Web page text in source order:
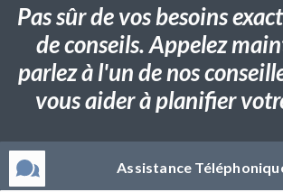
Pas sûr de vos besoins
de conseils. Appelez
parlez à l'un de nos
vous aider à planifier
Assistance